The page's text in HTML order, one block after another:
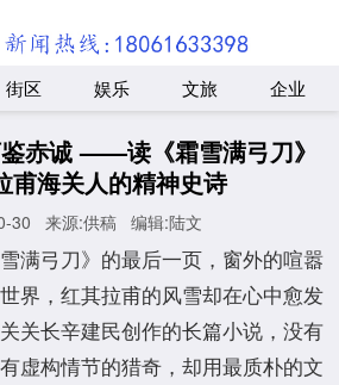
街区 娱乐 文旅 企业
赤诚 ——读《霜雪满弓刀》
甫海关人的精神史诗
30 来源:供稿 编辑:陆文
满弓刀》的最后一页，窗外的喧嚣
界，红其拉甫的风雪却在心中愈发
关长辛建民创作的长篇小说，没有
虚构情节的猎奇，却用最质朴的文